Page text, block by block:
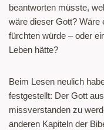
beantworten müsste,
wäre dieser Gott? Wäre
fürchten würde – oder
Leben hätte?
Beim Lesen neulich
festgestellt: Der Gott
missverstanden zu
anderen Kapiteln der